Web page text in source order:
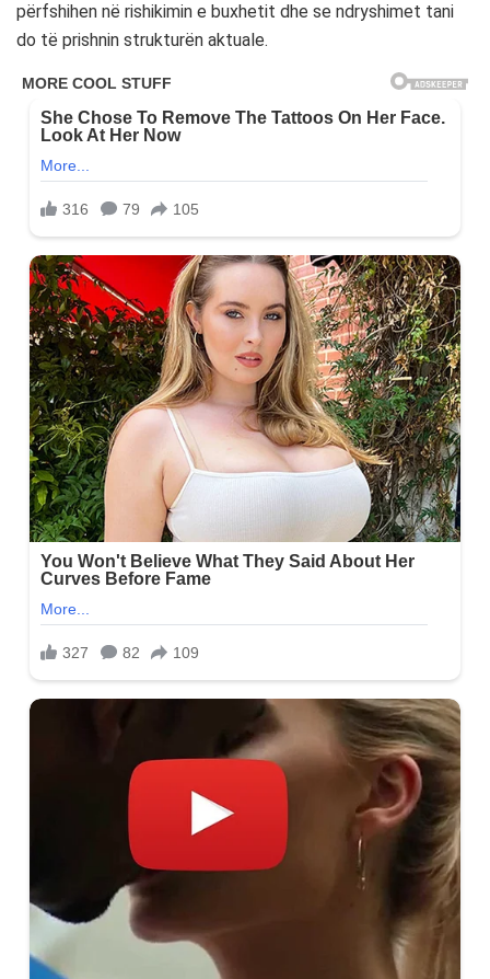
përfshihen në rishikimin e buxhetit dhe se ndryshimet tani
do të prishnin strukturën aktuale.